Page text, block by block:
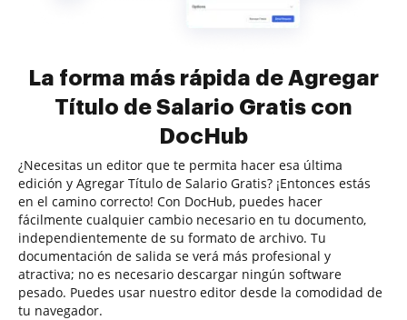
La forma más rápida de Agregar
Título de Salario Gratis con
DocHub
¿Necesitas un editor que te permita hacer esa última
edición y Agregar Título de Salario Gratis? ¡Entonces estás
en el camino correcto! Con DocHub, puedes hacer
fácilmente cualquier cambio necesario en tu documento,
independientemente de su formato de archivo. Tu
documentación de salida se verá más profesional y
atractiva; no es necesario descargar ningún software
pesado. Puedes usar nuestro editor desde la comodidad de
tu navegador.